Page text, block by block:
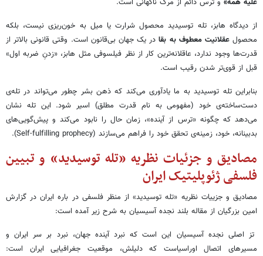
علیه همه» و ترس دائم از مرگ ناگهانی است.
از دیدگاه هابز، تله توسیدید محصول شرارت یا میل به خون‌ریزی نیست، بلکه
محصولعقلانیت معطوف به بقادر یک جهان بی‌قانون است. وقتی قانونی بالاتر از
قدرت‌ها وجود ندارد، عاقلانه‌ترین کار از نظر فیلسوفی مثل هابز، «زدنِ ضربه اول»
قبل از قوی‌تر شدن رقیب است.
بنابراین تله توسیدید به ما یادآوری می‌کند که ذهن بشر چطور می‌تواند در تله‌ی
دست‌ساخته‌ی خود (مفهومی به نام قدرت مطلق) اسیر شود. این تله نشان
می‌دهد که چگونه «ترس از آینده»، زمان حال را نابود می‌کند و پیش‌گویی‌های
بدبینانه، خود، زمینه‌ی تحقق خود را فراهم می‌سازند (Self-fulfilling prophecy).
مصادیق و جزئیات نظریه «تله توسیدید» و تبیین
فلسفی ژئوپلیتیک ایران
مصادیق و جزییات نظریه «تله توسیدید» از منظر فلسفی در باره ایران در گزارش
امین بزرگیان از مقاله بلند نجده آسیسیان به شرح زیر آمده است:
تز اصلی نجده آسیسیان این است که نبرد آینده جهان، نبرد بر سر ایران و
مسیرهای اتصال اوراسیاست که دلیلش، موقعیت جغرافیایی ایران است: